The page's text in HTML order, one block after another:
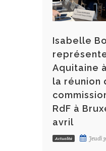
Isabelle
Aquitaine
la réunion
RdF à
avril
Actualité Jeudi